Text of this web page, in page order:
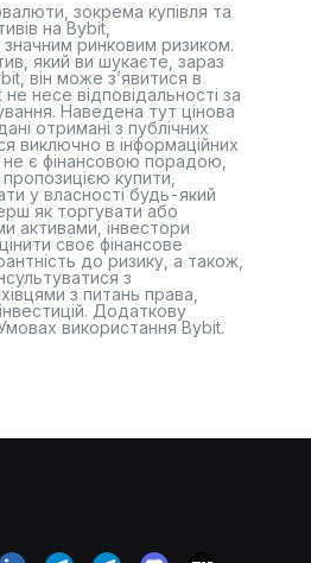
зокрема купівля та
на Bybit,
ринковим ризиком.
який ви шукаєте, зараз
він може з’явитися в
несе відповідальності за
Наведена тут цінова
отримані з публічних
виключно в інформаційних
не є фінансовою порадою,
купити,
у власності будь-який
як торгувати або
активами, інвестори
своє фінансове
до ризику, а також,
з
з питань права,
Додаткову
використання Bybit.